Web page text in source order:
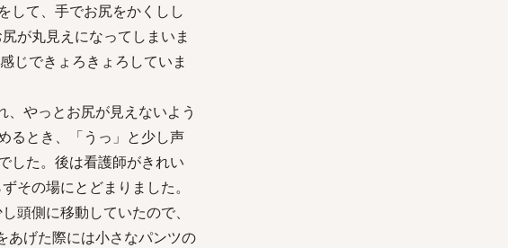
して、手でお尻をかくしし
が丸見えになってしまいま
じできょろきょろしていま
やっとお尻が見えないよう
るとき、「うっ」と少し声
した。後は看護師がきれい
その場にとどまりました。
頭側に移動していたので、
あげた際には小さなパンツの